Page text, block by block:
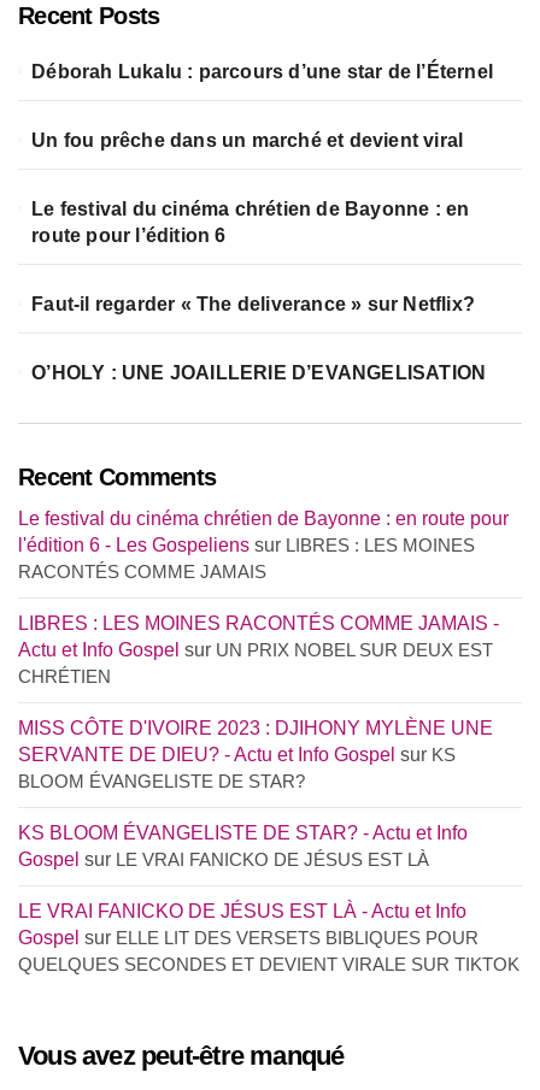
Recent Posts
Déborah Lukalu : parcours d’une star de l’Éternel
Un fou prêche dans un marché et devient viral
Le festival du cinéma chrétien de Bayonne : en
route pour l’édition 6
Faut-il regarder « The deliverance » sur Netflix?
O’HOLY : UNE JOAILLERIE D’EVANGELISATION
Recent Comments
Le festival du cinéma chrétien de Bayonne : en route pour
l'édition 6 - Les Gospeliens sur LIBRES : LES MOINES
RACONTÉS COMME JAMAIS
LIBRES : LES MOINES RACONTÉS COMME JAMAIS -
Actu et Info Gospel sur UN PRIX NOBEL SUR DEUX EST
CHRÉTIEN
MISS CÔTE D'IVOIRE 2023 : DJIHONY MYLÈNE UNE
SERVANTE DE DIEU? - Actu et Info Gospel sur KS
BLOOM ÉVANGELISTE DE STAR?
KS BLOOM ÉVANGELISTE DE STAR? - Actu et Info
Gospel sur LE VRAI FANICKO DE JÉSUS EST LÀ
LE VRAI FANICKO DE JÉSUS EST LÀ - Actu et Info
Gospel sur ELLE LIT DES VERSETS BIBLIQUES POUR
QUELQUES SECONDES ET DEVIENT VIRALE SUR TIKTOK
Vous avez peut-être manqué